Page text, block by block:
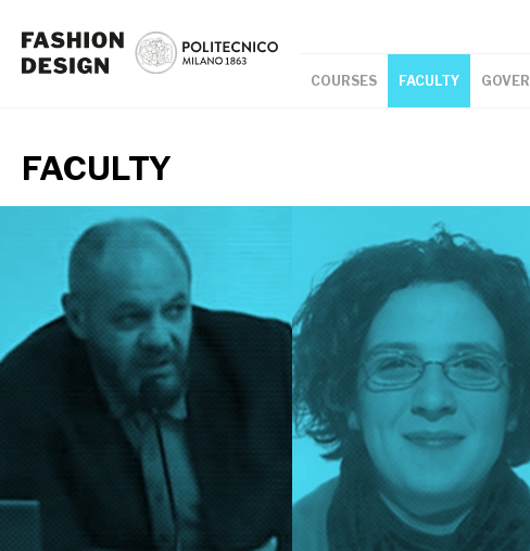
COURSES FACULTY
FACULTY